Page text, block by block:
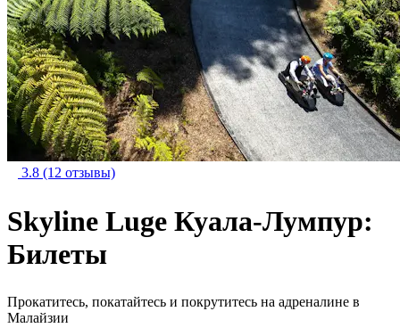
3.8 (12 отзывы)
Skyline Luge Куала-Лумпур:
Билеты
Прокатитесь, покатайтесь и покрутитесь на адреналине в
Малайзии